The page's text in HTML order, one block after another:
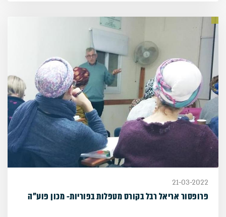
21-03-2022
פרופסור אריאל רבל בקורס מטפלות בפוריות- מכון פוע"ה